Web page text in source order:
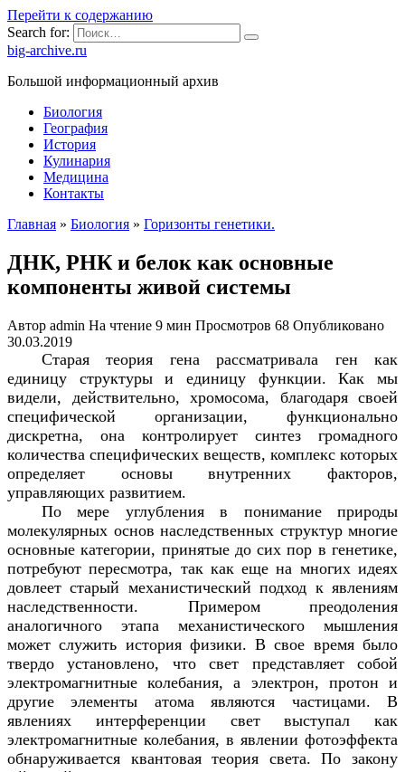
Перейти к содержанию
Search for:
big-archive.ru
Большой информационный архив
Биология
География
История
Кулинария
Медицина
Контакты
Главная » Биология » Горизонты генетики.
ДНК, РНК и белок как основные
компоненты живой системы
Автор admin На чтение 9 мин Просмотров 68 Опубликовано
30.03.2019
Старая теория гена рассматривала ген как
единицу структуры и единицу функции. Как мы
видели, действительно, хромосома, благодаря своей
специфической организации, функционально
дискретна, она контролирует синтез громадного
количества специфических веществ, комплекс которых
определяет основы внутренних факторов,
управляющих развитием.
По мере углубления в понимание природы
молекулярных основ наследственных структур многие
основные категории, принятые до сих пор в генетике,
потребуют пересмотра, так как еще на многих идеях
довлеет старый механистический подход к явлениям
наследственности. Примером преодоления
аналогичного этапа механистического мышления
может служить история физики. В свое время было
твердо установлено, что свет представляет собой
электромагнитные колебания, а электрон, протон и
другие элементы атома являются частицами. В
явлениях интерференции свет выступал как
электромагнитные колебания, в явлении фотоэффекта
обнаруживается квантовая теория света. По закону